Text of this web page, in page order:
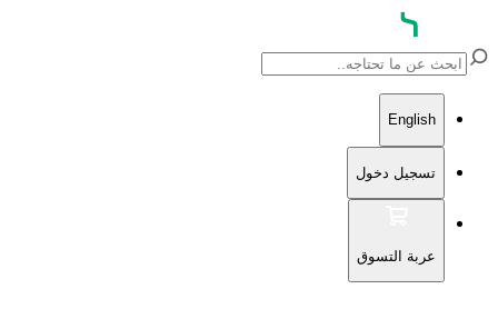
English
تسجيل دخول
عربة التسوق